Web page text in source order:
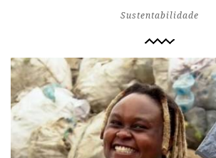
Sustentabilidade